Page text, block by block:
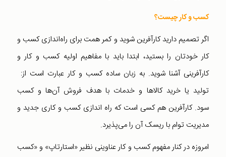
کسب‌ و کار چیست؟
اگر تصمیم‌ دارید کارآفرین شوید و کمر همت برای راه‌اندازی کسب و
کار خودتان را بستید،‌ ابتدا باید با مفاهیم اولیه کسب و کار و
کارآفرینی آشنا شوید. به زبان ساده کسب و کار عبارت است از:
تولید یا خرید کالاها و خدمات با هدف فروش آن‌ها و کسب
سود. کارآفرین هم کسی است که راه اندازی کسب و کاری جدید و
مدیریت توام با ریسک آن را می‌پذیرد.
امروزه در کنار مفهوم کسب و کار عناوینی نظیر «استارتاپ» و «کسب